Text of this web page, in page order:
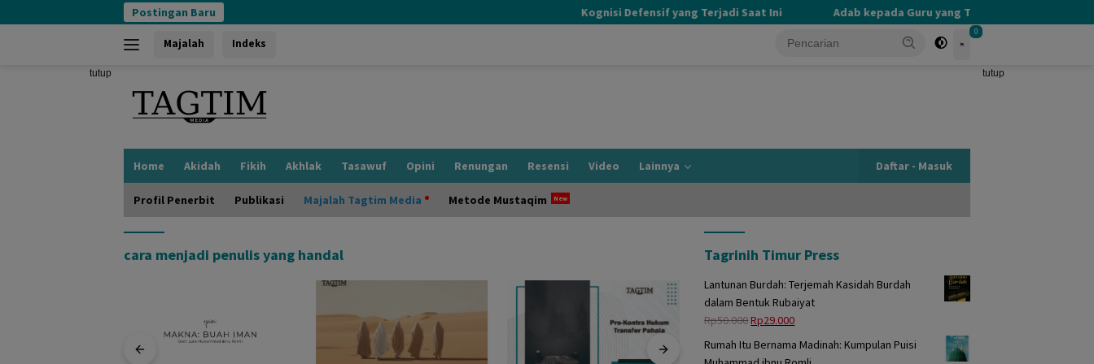
ke
Postingan Baru Kognisi Defensif yang Terjadi Saat Ini Adab kepada Guru yang Terlupakan
Majalah Indeks
0
tutup tutup
Home Akidah Fikih Akhlak Tasawuf Opini Renungan Resensi Video Lainnya Daftar - Masuk
Profil Penerbit Publikasi Majalah Tagtim Media Metode Mustaqim
cara menjadi penulis yang handal Tagrinih Timur Press
Lantunan Burdah: Terjemah Kasidah Burdah
dalam Bentuk Rubaiyat
Rp50.000Harga
adalah:
Rp29.000Harga
Rumah Itu Bernama Madinah: Kumpulan Puisi